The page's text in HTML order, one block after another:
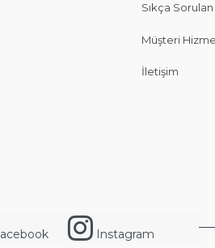
Sıkça
Müşteri
İletişim
Instagram